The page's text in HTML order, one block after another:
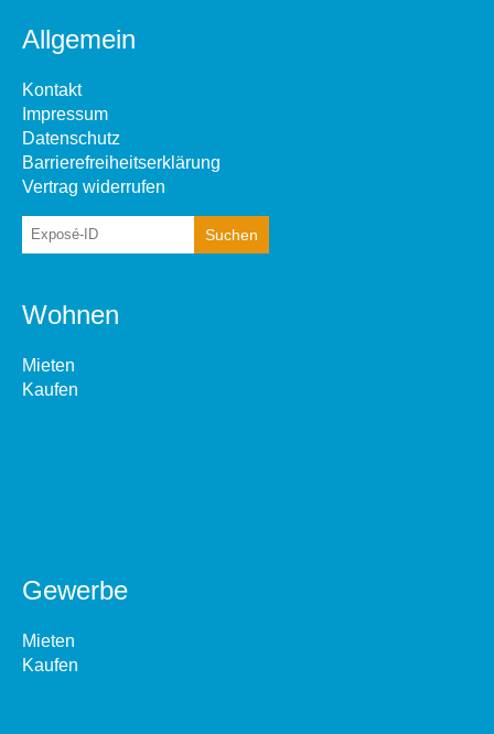
Allgemein
Kontakt
Impressum
Datenschutz
Barrierefreiheitserklärung
Vertrag widerrufen
Wohnen
Mieten
Kaufen
Gewerbe
Mieten
Kaufen